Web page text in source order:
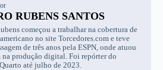
RUBENS SANTOS
começou a trabalhar na cobertura de
no site Torcedores.com e teve
de três anos pela ESPN, onde atuou
na produção digital. Foi repórter do
até julho de 2023.